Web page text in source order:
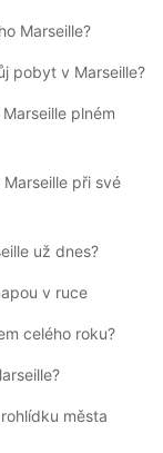
Marseille?
pobyt v Marseille?
plném
při své
už dnes?
v ruce
celého roku?
města